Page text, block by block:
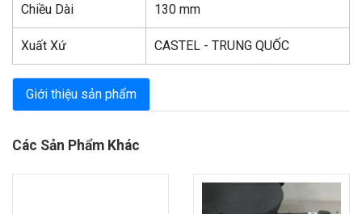
Chiều Dài 130 mm
Xuất Xứ CASTEL - TRUNG QUỐC
Giới thiệu sản phẩm
Các Sản Phẩm Khác